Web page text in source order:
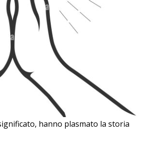
hanno plasmato la storia